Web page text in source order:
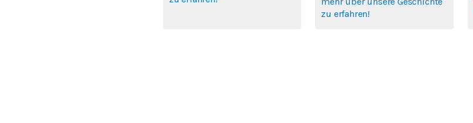
zu erfahren!